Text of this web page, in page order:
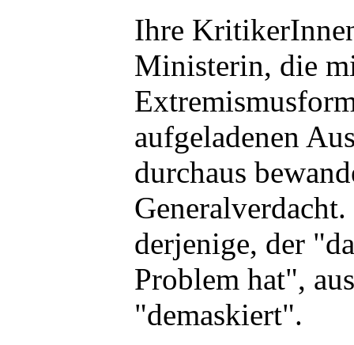
Ihre
Ministerin, die
aufgeladenen
durchaus
derjenige, der
Problem hat",
"demaskiert".